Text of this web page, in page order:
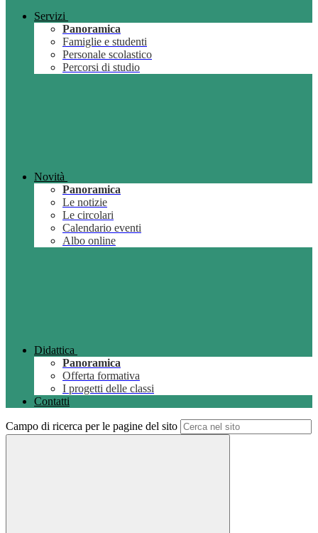
Servizi
Panoramica
Famiglie e studenti
Personale scolastico
Percorsi di studio
Novità
Panoramica
Le notizie
Le circolari
Calendario eventi
Albo online
Didattica
Panoramica
Offerta formativa
I progetti delle classi
Contatti
Campo di ricerca per le pagine del sito